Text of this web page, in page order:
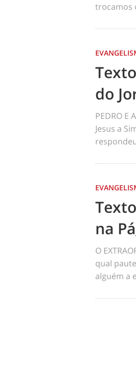
trocamos
do
PEDRO E
Jesus a
na
O
qual
alguém a